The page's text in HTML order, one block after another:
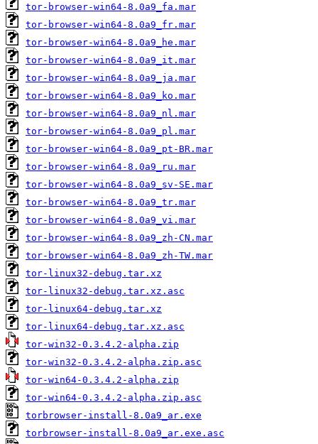
tor-browser-win64-8.0a9_fa.mar
tor-browser-win64-8.0a9_fr.mar
tor-browser-win64-8.0a9_he.mar
tor-browser-win64-8.0a9_it.mar
tor-browser-win64-8.0a9_ja.mar
tor-browser-win64-8.0a9_ko.mar
tor-browser-win64-8.0a9_nl.mar
tor-browser-win64-8.0a9_pl.mar
tor-browser-win64-8.0a9_pt-BR.mar
tor-browser-win64-8.0a9_ru.mar
tor-browser-win64-8.0a9_sv-SE.mar
tor-browser-win64-8.0a9_tr.mar
tor-browser-win64-8.0a9_vi.mar
tor-browser-win64-8.0a9_zh-CN.mar
tor-browser-win64-8.0a9_zh-TW.mar
tor-linux32-debug.tar.xz
tor-linux32-debug.tar.xz.asc
tor-linux64-debug.tar.xz
tor-linux64-debug.tar.xz.asc
tor-win32-0.3.4.2-alpha.zip
tor-win32-0.3.4.2-alpha.zip.asc
tor-win64-0.3.4.2-alpha.zip
tor-win64-0.3.4.2-alpha.zip.asc
torbrowser-install-8.0a9_ar.exe
torbrowser-install-8.0a9_ar.exe.asc